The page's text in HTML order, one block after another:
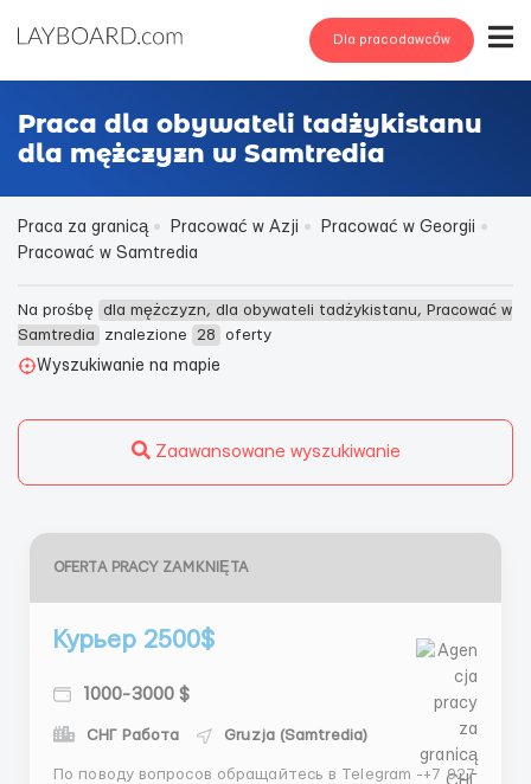
Dla pracodawców
Praca dla obywateli tadżykistanu
dla mężczyzn w Samtredia
Praca za granicą Pracować w Azji
Pracować w Georgii
Pracować w Samtredia
Na prośbę dla mężczyzn, dla obywateli tadżykistanu, Pracować w
Samtredia
znalezione 28
oferty
Wyszukiwanie na mapie
Zaawansowane wyszukiwanie
OFERTA PRACY ZAMKNIĘTA
Курьер 2500$
1000-3000 $
СНГ Работа Gruzja (Samtredia)
По поводу вопросов обращайтесь в Telegram -+7 927